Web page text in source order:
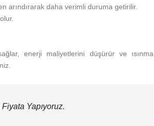
arındırarak daha verimli duruma getirilir.
enerji maliyetlerini düşürür ve ısınma
Yapıyoruz.